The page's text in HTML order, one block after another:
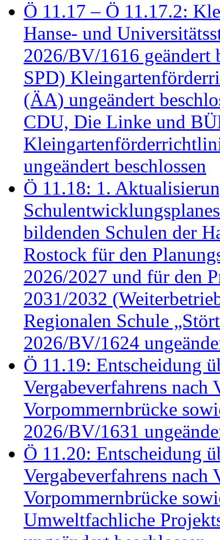
Ö 11.17 – Ö 11.17.2:
Hanse- und
2026/BV/1616 geändert
SPD)
(ÄA) ungeändert
CDU, Die Linke und
ungeändert beschlossen
Ö 11.18: 1.
bildenden Schulen der
Rostock für den
2026/2027 und für den
2031/2032
Regionalen Schule
2026/BV/1624
Ö 11.19: Entscheidung
Vergabeverfahrens
Vorpommernbrücke
2026/BV/1631
Ö 11.20: Entscheidung
Vergabeverfahrens
Vorpommernbrücke
Umweltfachliche